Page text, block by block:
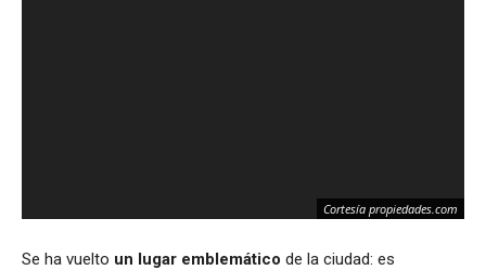
Cortesía propiedades.com
Se ha vuelto un lugar emblemático de la ciudad: es